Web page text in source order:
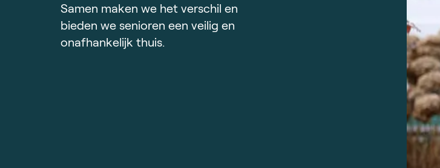
Samen maken we het verschil en
bieden we senioren een veilig en
onafhankelijk thuis.